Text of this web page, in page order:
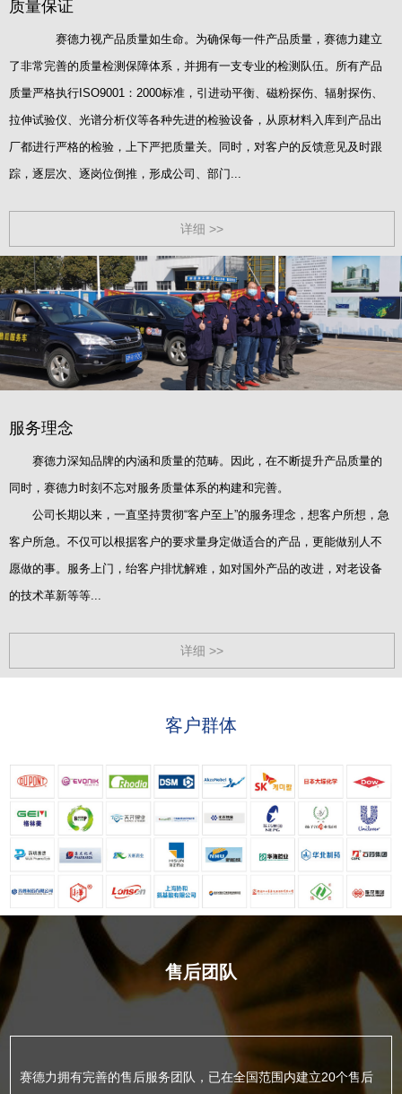
质量保证
赛德力视产品质量如生命。为确保每一件产品质量，赛德力建立
了非常完善的质量检测保障体系，并拥有一支专业的检测队伍。所有产品
质量严格执行ISO9001：2000标准，引进动平衡、磁粉探伤、辐射探伤、
拉伸试验仪、光谱分析仪等各种先进的检验设备，从原材料入库到产品出
厂都进行严格的检验，上下严把质量关。同时，对客户的反馈意见及时跟
踪，逐层次、逐岗位倒推，形成公司、部门...
详细 >>
服务理念
赛德力深知品牌的内涵和质量的范畴。因此，在不断提升产品质量的
同时，赛德力时刻不忘对服务质量体系的构建和完善。
公司长期以来，一直坚持贯彻“客户至上”的服务理念，想客户所想，急
客户所急。不仅可以根据客户的要求量身定做适合的产品，更能做别人不
愿做的事。服务上门，绐客户排忧解难，如对国外产品的改进，对老设备
的技术革新等等...
详细 >>
客户群体
售后团队
赛德力拥有完善的售后服务团队，已在全国范围内建立20个售后